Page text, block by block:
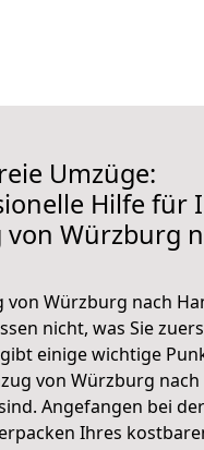
Umzüge:
Hilfe für
von Würzburg
von Würzburg nach
nicht, was Sie
einige wichtige
von Würzburg nach
Angefangen bei
Ihres